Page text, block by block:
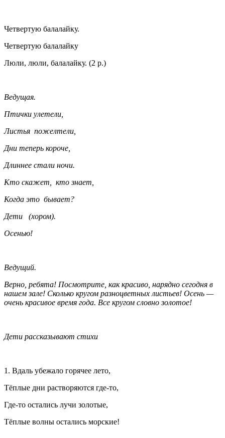
Четвертую балалайку.
Четвертую балалайку
Люли, люли, балалайку. (2 р.)
Ведущая.
Птички улетели,
Листья пожелтели,
Дни теперь короче,
Длиннее стали ночи.
Кто скажет, кто знает,
Когда это бывает?
Дети (хором).
Осенью!
Ведущий.
Верно, ребята! Посмотрите, как красиво, нарядно сегодня в
нашем зале! Сколько кругом разноцветных листьев! Осень —
очень красивое время года. Все кругом словно золотое!
Дети рассказывают стихи
1. Вдаль убежало горячее лето,
Тёплые дни растворяются где-то,
Где-то остались лучи золотые,
Тёплые волны остались морские!